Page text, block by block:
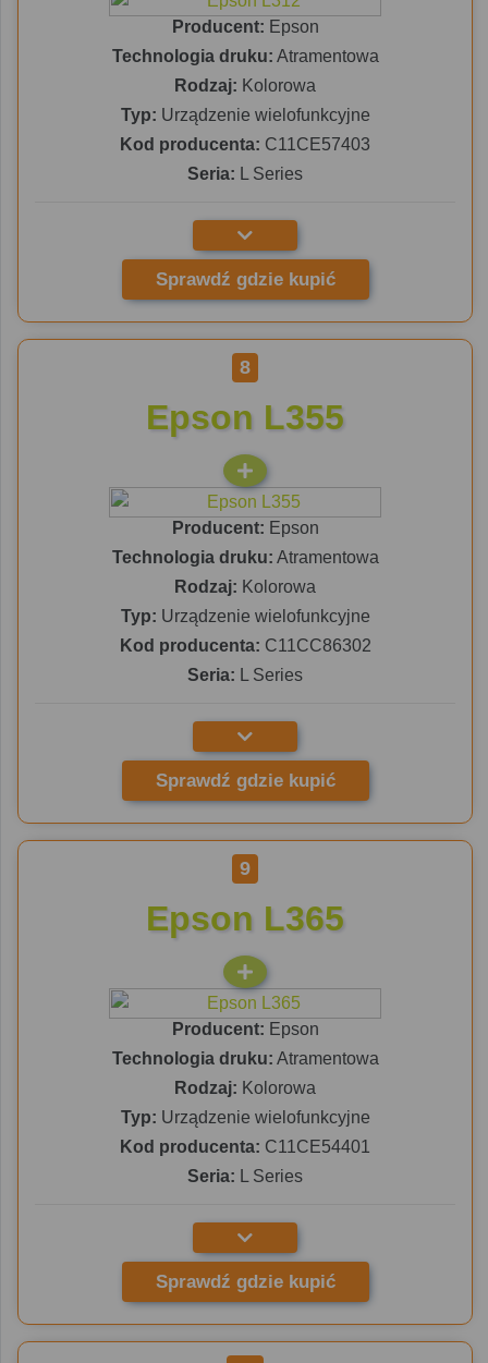
Producent: Epson
Technologia druku: Atramentowa
Rodzaj: Kolorowa
Typ: Urządzenie wielofunkcyjne
Kod producenta: C11CE57403
Seria: L Series
Sprawdź gdzie kupić
8
Epson L355
Producent: Epson
Technologia druku: Atramentowa
Rodzaj: Kolorowa
Typ: Urządzenie wielofunkcyjne
Kod producenta: C11CC86302
Seria: L Series
Sprawdź gdzie kupić
9
Epson L365
Producent: Epson
Technologia druku: Atramentowa
Rodzaj: Kolorowa
Typ: Urządzenie wielofunkcyjne
Kod producenta: C11CE54401
Seria: L Series
Sprawdź gdzie kupić